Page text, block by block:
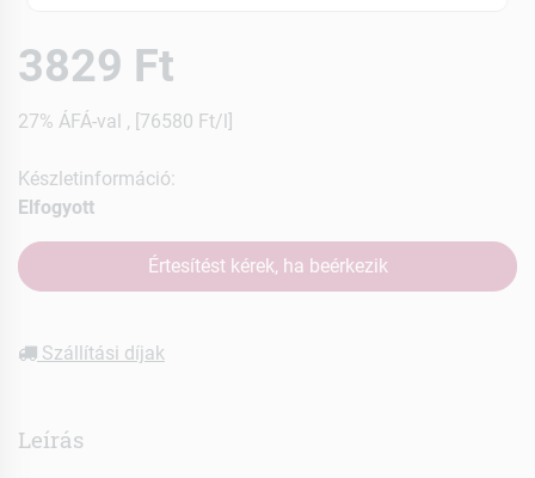
3829 Ft
27% ÁFÁ-val , [76580 Ft/l]
Készletinformáció:
Elfogyott
Értesítést kérek, ha beérkezik
Szállítási díjak
Leírás